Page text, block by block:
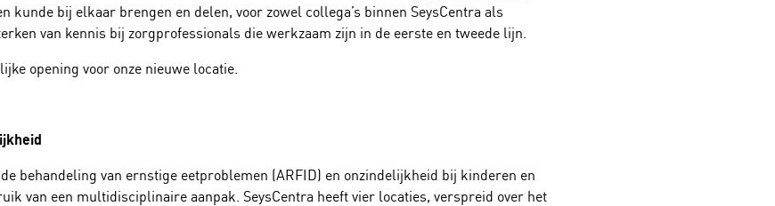
kunde bij elkaar brengen en delen, voor zowel collega’s binnen SeysCentra als
van kennis bij zorgprofessionals die werkzaam zijn in de eerste en tweede lijn.
opening voor onze nieuwe locatie.
behandeling van ernstige eetproblemen (ARFID) en onzindelijkheid bij kinderen en
van een multidisciplinaire aanpak. SeysCentra heeft vier locaties, verspreid over het